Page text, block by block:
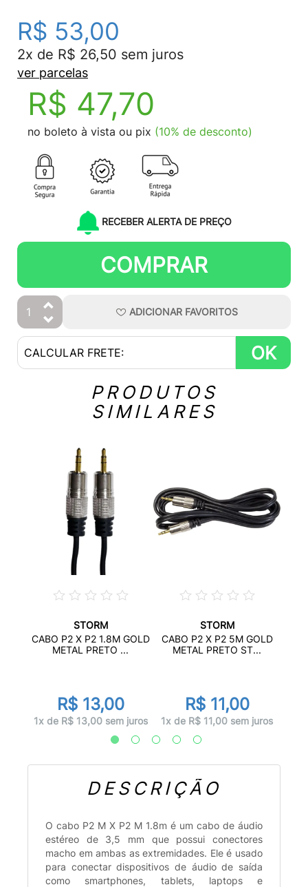
R$ 53,00
2x de R$ 26,50 sem juros
ver parcelas
R$ 47,70
no boleto à vista ou pix (10% de desconto)
RECEBER ALERTA DE PREÇO
COMPRAR
ADICIONAR FAVORITOS
OK
PRODUTOS
SIMILARES
STORM
CABO P2 X P2 1.8M GOLD
METAL PRETO ...
R$ 13,00
1x de R$ 13,00 sem juros
STORM
CABO P2 X P2 5M GOLD
METAL PRETO ST...
R$ 11,00
1x de R$ 11,00 sem juros
DESCRIÇÃO
O cabo P2 M X P2 M 1.8m é um cabo de áudio
estéreo de 3,5 mm que possui conectores
macho em ambas as extremidades. Ele é usado
para conectar dispositivos de áudio de saída
como smartphones, tablets, laptops e